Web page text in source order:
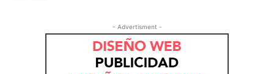
- Advertisment -